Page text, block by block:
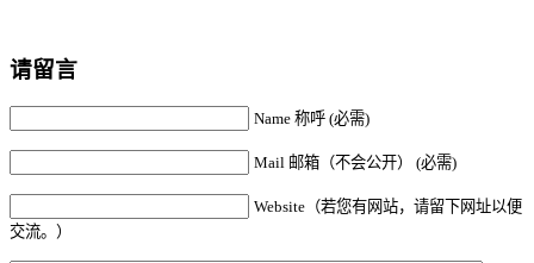
请留言
Name 称呼 (必需)
Mail 邮箱（不会公开） (必需)
Website（若您有网站，请留下网址以便
交流。）